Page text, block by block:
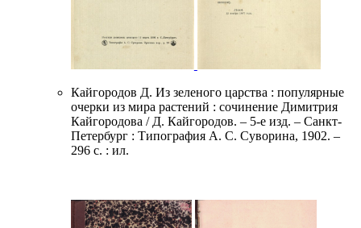
Кайгородов Д. Из зеленого царства : популярные
очерки из мира растений : сочинение Димитрия
Кайгородова / Д. Кайгородов. – 5-е изд. – Санкт-
Петербург : Типография А. С. Суворина, 1902. –
296 с. : ил.